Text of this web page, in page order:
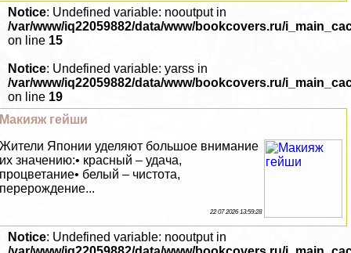
Notice: Undefined variable: nooutput in
/var/www/iq22059882/data/www/bookcovers.ru/
on line 15
Notice: Undefined variable: yarss in
/var/www/iq22059882/data/www/bookcovers.ru/
on line 19
Макияж гeйши
Жители Японии уделяют большое внимание
их значению:• красный – удача,
процветание• белый – чистота,
перерождение...
22 07 2026 13:59:28
Notice: Undefined variable: nooutput in